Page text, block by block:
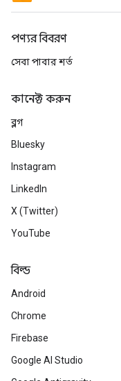
পণ্যর বিবরণ
সেবা পাবার শর্ত
কানেক্ট করুন
ব্লগ
Bluesky
Instagram
LinkedIn
X (Twitter)
YouTube
বিল্ড
Android
Chrome
Firebase
Google AI Studio